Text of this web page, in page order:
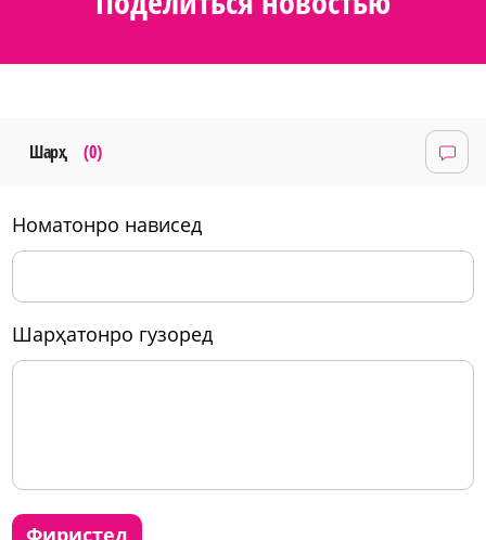
Шарҳ (0)
номатонро нависед
шарҳатонро гузоред